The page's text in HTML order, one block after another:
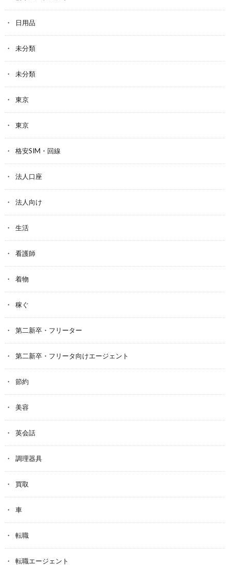
日用品
未分類
未分類
東京
東京
格安SIM・回線
法人口座
法人向け
生活
看護師
着物
稼ぐ
第二新卒・フリーター
第二新卒・フリータ向けエージェント
節約
美容
英会話
調理器具
買取
車
転職
転職エージェント